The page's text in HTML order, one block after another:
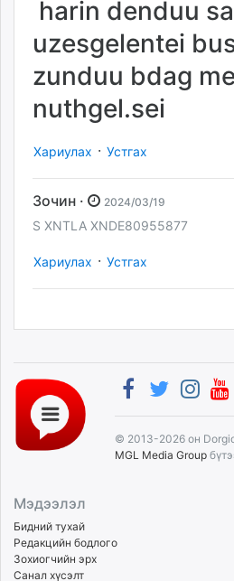
harin denduu
uzesgelentei
zunduu bdag
nuthgel.sei
Хариулах · Устгах
Зочин · 2024/03/19
S XNTLA XNDE80955877
Хариулах · Устгах
© 2013-2026 он
MGL Media Group
Мэдээлэл
Бидний тухай
Редакцийн бодлого
Зохиогчийн эрх
Санал хүсэлт